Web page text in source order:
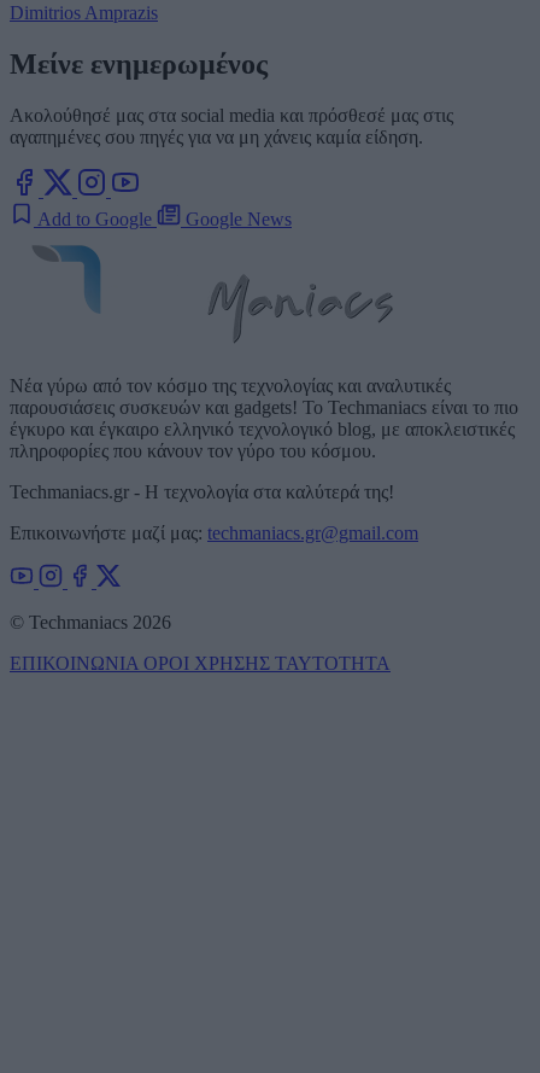
Dimitrios Amprazis
Μείνε ενημερωμένος
Ακολούθησέ μας στα social media και πρόσθεσέ μας στις
αγαπημένες σου πηγές για να μη χάνεις καμία είδηση.
Add to Google Google News
Νέα γύρω από τον κόσμο της τεχνολογίας και αναλυτικές
παρουσιάσεις συσκευών και gadgets! Το Techmaniacs είναι το πιο
έγκυρο και έγκαιρο ελληνικό τεχνολογικό blog, με αποκλειστικές
πληροφορίες που κάνουν τον γύρο του κόσμου.
Techmaniacs.gr - Η τεχνολογία στα καλύτερά της!
Επικοινωνήστε μαζί μας: techmaniacs.gr@gmail.com
© Techmaniacs 2026
ΕΠΙΚΟΙΝΩΝΙΑ ΟΡΟΙ ΧΡΗΣΗΣ ΤΑΥΤΟΤΗΤΑ